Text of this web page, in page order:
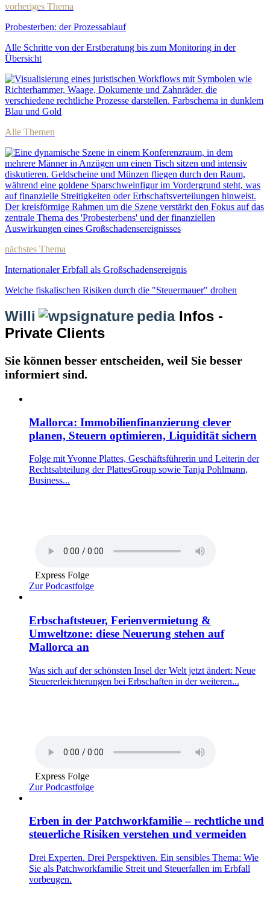
vorheriges Thema
Probesterben: der Prozessablauf
Alle Schritte von der Erstberatung bis zum Monitoring in der
Übersicht
Alle Themen
nächstes Thema
Internationaler Erbfall als Großschadensereignis
Welche fiskalischen Risiken durch die "Steuermauer" drohen
Willi pediaInfos -
Private Clients
Sie können besser entscheiden, weil Sie besser
informiert sind.
Mallorca: Immobilienfinanzierung clever
planen, Steuern optimieren, Liquidität sichern
Folge mit Yvonne Plattes, Geschäftsführerin und Leiterin der
Rechtsabteilung der PlattesGroup sowie Tanja Pohlmann,
Business...
Express Folge
Zur Podcastfolge
Erbschaftsteuer, Ferienvermietung &
Umweltzone: diese Neuerung stehen auf
Mallorca an
Was sich auf der schönsten Insel der Welt jetzt ändert: Neue
Steuererleichterungen bei Erbschaften in der weiteren...
Express Folge
Zur Podcastfolge
Erben in der Patchworkfamilie – rechtliche und
steuerliche Risiken verstehen und vermeiden
Drei Experten. Drei Perspektiven. Ein sensibles Thema: Wie
Sie als Patchworkfamilie Streit und Steuerfallen im Erbfall
vorbeugen.